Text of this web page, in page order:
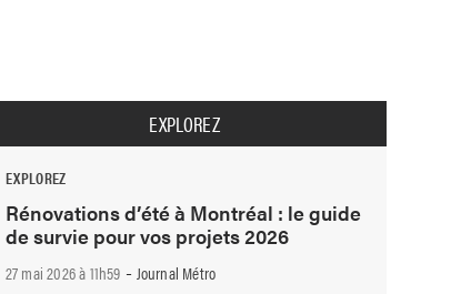
EXPLOREZ
EXPLOREZ
Rénovations d’été à Montréal : le guide
de survie pour vos projets 2026
27 mai 2026 à 11h59 - Journal Métro